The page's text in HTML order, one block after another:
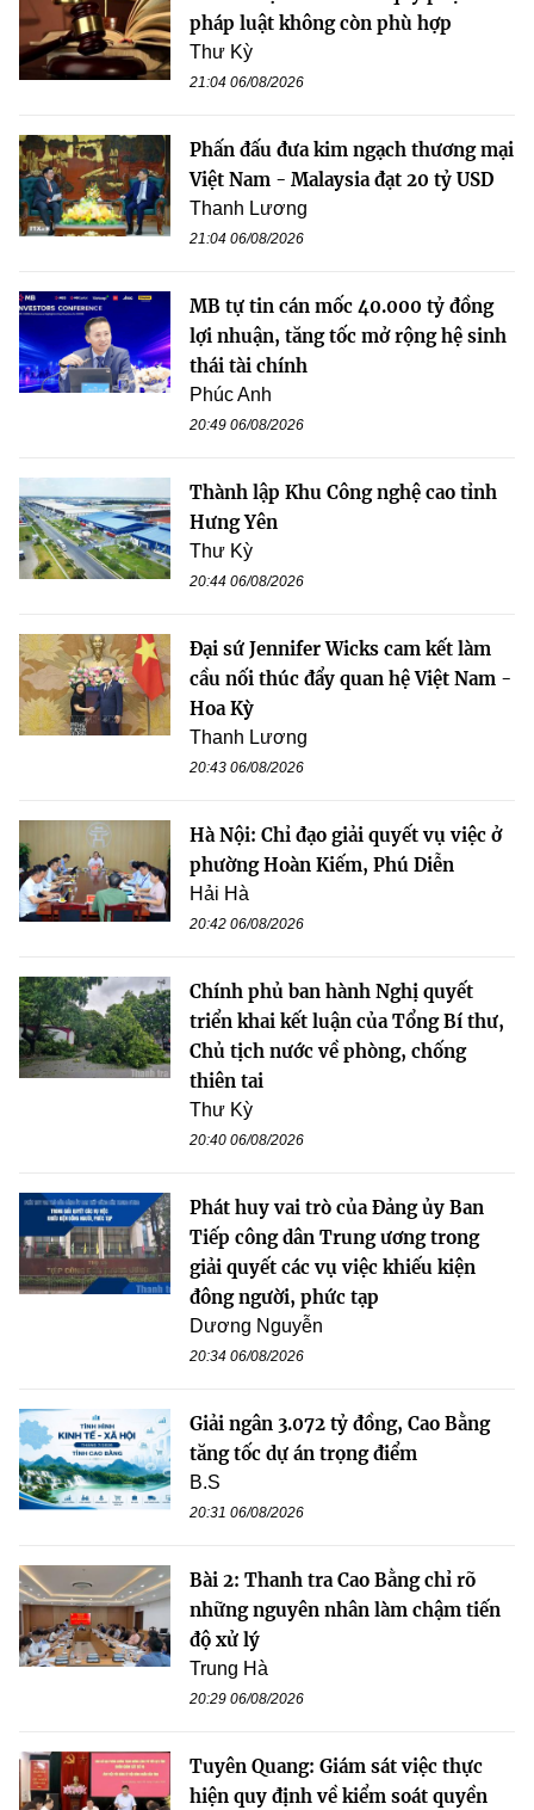
pháp luật không còn phù hợp
Thư Kỳ
21:04 06/08/2026
Phấn đấu đưa kim ngạch thương mại
Việt Nam - Malaysia đạt 20 tỷ USD
Thanh Lương
21:04 06/08/2026
MB tự tin cán mốc 40.000 tỷ đồng
lợi nhuận, tăng tốc mở rộng hệ sinh
thái tài chính
Phúc Anh
20:49 06/08/2026
Thành lập Khu Công nghệ cao tỉnh
Hưng Yên
Thư Kỳ
20:44 06/08/2026
Đại sứ Jennifer Wicks cam kết làm
cầu nối thúc đẩy quan hệ Việt Nam -
Hoa Kỳ
Thanh Lương
20:43 06/08/2026
Hà Nội: Chỉ đạo giải quyết vụ việc ở
phường Hoàn Kiếm, Phú Diễn
Hải Hà
20:42 06/08/2026
Chính phủ ban hành Nghị quyết
triển khai kết luận của Tổng Bí thư,
Chủ tịch nước về phòng, chống
thiên tai
Thư Kỳ
20:40 06/08/2026
Phát huy vai trò của Đảng ủy Ban
Tiếp công dân Trung ương trong
giải quyết các vụ việc khiếu kiện
đông người, phức tạp
Dương Nguyễn
20:34 06/08/2026
Giải ngân 3.072 tỷ đồng, Cao Bằng
tăng tốc dự án trọng điểm
B.S
20:31 06/08/2026
Bài 2: Thanh tra Cao Bằng chỉ rõ
những nguyên nhân làm chậm tiến
độ xử lý
Trung Hà
20:29 06/08/2026
Tuyên Quang: Giám sát việc thực
hiện quy định về kiểm soát quyền